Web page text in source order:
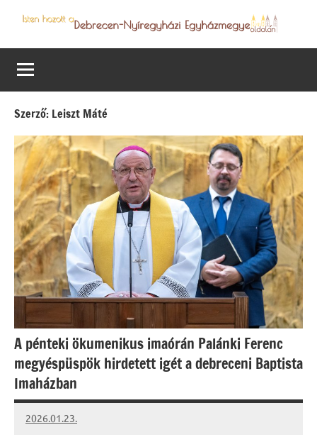
content
Debrecen-
Nyíregyházi
Egyházmegye
programjai
Szerző: Leiszt Máté
A pénteki ökumenikus imaórán Palánki Ferenc
megyéspüspök hirdetett igét a debreceni Baptista
Imaházban
2026.01.23.
Leiszt